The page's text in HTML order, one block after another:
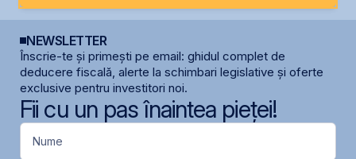
NEWSLETTER
Înscrie-te și primești pe email: ghidul complet de
deducere fiscală, alerte la schimbari legislative și oferte
exclusive pentru investitori noi.
Fii cu un pas înaintea pieței!
Nume